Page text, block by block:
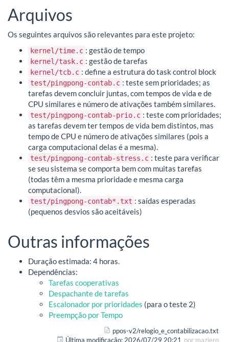
Arquivos
Os seguintes arquivos são relevantes para este projeto:
kernel/time.c : gestão de tempo
kernel/task.c : gestão de tarefas
kernel/tcb.c : define a estrutura do task control block
test/pingpong-contab.c : teste sem prioridades; as
tarefas devem concluir juntas, com tempos de vida e de
CPU similares e número de ativações também similares.
test/pingpong-contab-prio.c : teste com prioridades;
as tarefas devem ter tempos de vida bem distintos, mas
tempo de CPU e número de ativações similares (pois a
carga computacional delas é a mesma).
test/pingpong-contab-stress.c : teste para verificar
se seu sistema se comporta bem com muitas tarefas
(todas têm a mesma prioridade e mesma carga
computacional).
test/pingpong-contab*.txt : saídas esperadas
(pequenos desvios são aceitáveis)
Outras informações
Duração estimada: 4 horas.
Dependências:
Tarefas cooperativas
Despachante de tarefas
Escalonador por prioridades (para o teste 2)
Preempção por Tempo
ppos-v2/relogio_e_contabilizacao.txt
Última modificação: 2026/07/29 20:21 por maziero